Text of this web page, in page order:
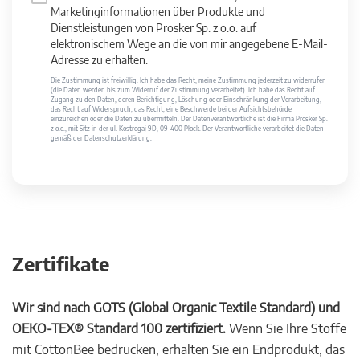
Marketinginformationen über Produkte und
Dienstleistungen von Prosker Sp. z o.o. auf
elektronischem Wege an die von mir angegebene E-Mail-
Adresse zu erhalten.
Die Zustimmung ist freiwillig. Ich habe das Recht, meine Zustimmung jederzeit zu widerrufen
(die Daten werden bis zum Widerruf der Zustimmung verarbeitet). Ich habe das Recht auf
Zugang zu den Daten, deren Berichtigung, Löschung oder Einschränkung der Verarbeitung,
das Recht auf Widerspruch, das Recht, eine Beschwerde bei der Aufsichtsbehörde
einzureichen oder die Daten zu übermitteln. Der Datenverantwortliche ist die Firma Prosker Sp.
z o.o., mit Sitz in der ul. Kostrogaj 9D, 09-400 Płock. Der Verantwortliche verarbeitet die Daten
gemäß der Datenschutzerklärung.
Zertifikate
Wir sind nach GOTS (Global Organic Textile Standard) und
OEKO-TEX® Standard 100 zertifiziert. Wenn Sie Ihre Stoffe
mit CottonBee bedrucken, erhalten Sie ein Endprodukt, das